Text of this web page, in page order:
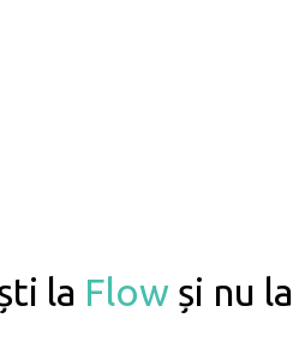
la Flow și nu la